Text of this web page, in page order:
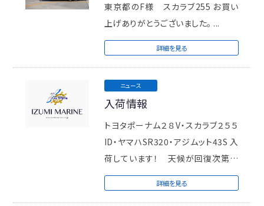
東京都のF様 スカラブ255 お買い
上げありがとうございました。 ...
詳細を見る
ニュース
入荷情報
トヨタポーナム２８V・スカラブ２５５
ID・ヤマハSR320・アジムット43S 入
荷しています！ 天候が回復次第写
真アップいたします。 ...
詳細を見る